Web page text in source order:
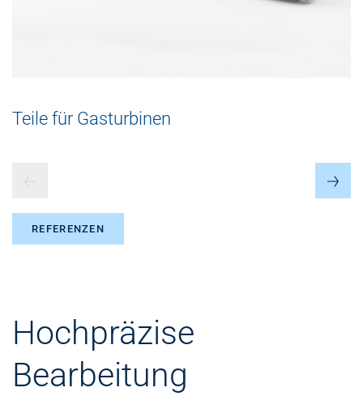
Teile für Gasturbinen
REFERENZEN
Hochpräzise
Bearbeitung